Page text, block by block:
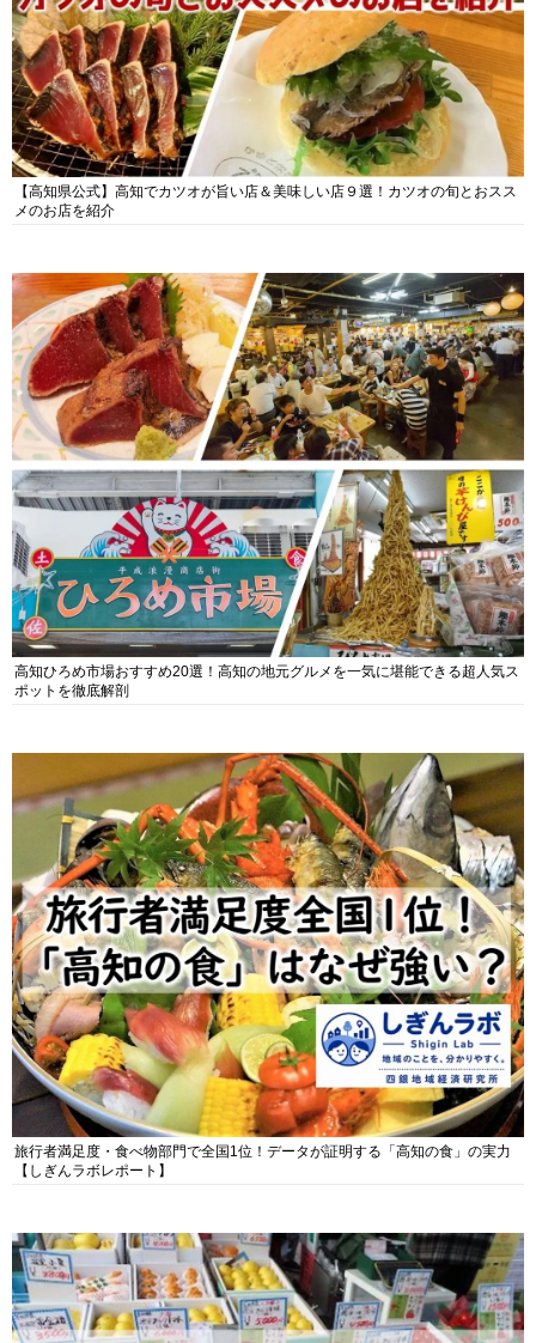
【高知県公式】高知でカツオが旨い店＆美味しい店９選！カツオの旬とおスス
メのお店を紹介
高知ひろめ市場おすすめ20選！高知の地元グルメを一気に堪能できる超人気ス
ポットを徹底解剖
旅行者満足度・食べ物部門で全国1位！データが証明する「高知の食」の実力
【しぎんラボレポート】